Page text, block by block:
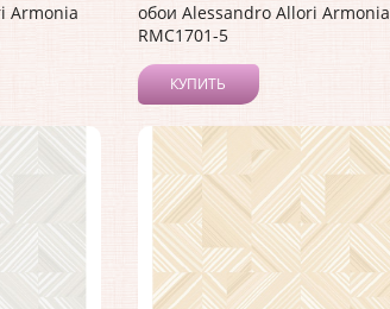
Armonia
обои Alessandro Allori Armonia
RMC1701-5
КУПИТЬ